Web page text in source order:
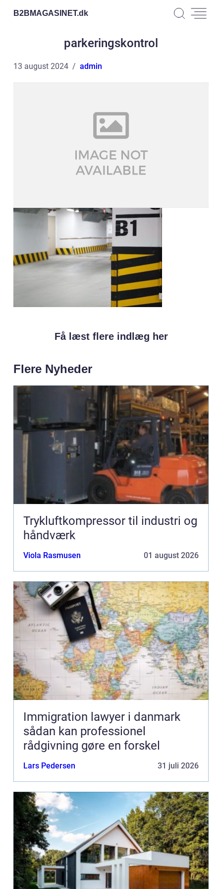
B2BMAGASINET.dk
parkeringskontrol
13 august 2024 admin
Få læst flere indlæg her
Flere Nyheder
Trykluftkompressor til industri og
håndværk
Viola Rasmusen 01 august 2026
Immigration lawyer i danmark
sådan kan professionel
rådgivning gøre en forskel
Lars Pedersen 31 juli 2026